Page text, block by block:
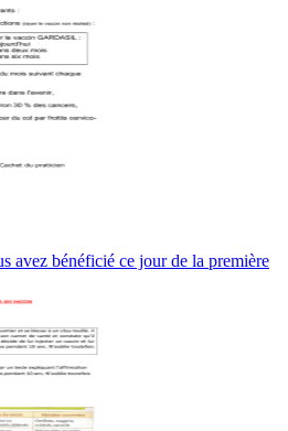
avez bénéficié ce jour de la première